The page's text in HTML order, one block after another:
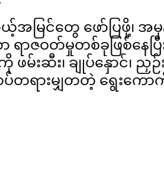
ြင်တွေ ဖော်ပြဖို့၊ အ
ာဇဝတ်မှုတစ်ခုဖြစ်နေပြီ
ဆီး၊ ချုပ်နှောင်၊ ညှဉ်း
တရားမျှတတဲ့ ရွေးကော